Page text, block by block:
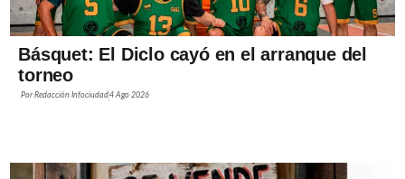
Básquet: El Diclo cayó en el arranque del
torneo
PorRedacción Infociudad4 Ago 2026